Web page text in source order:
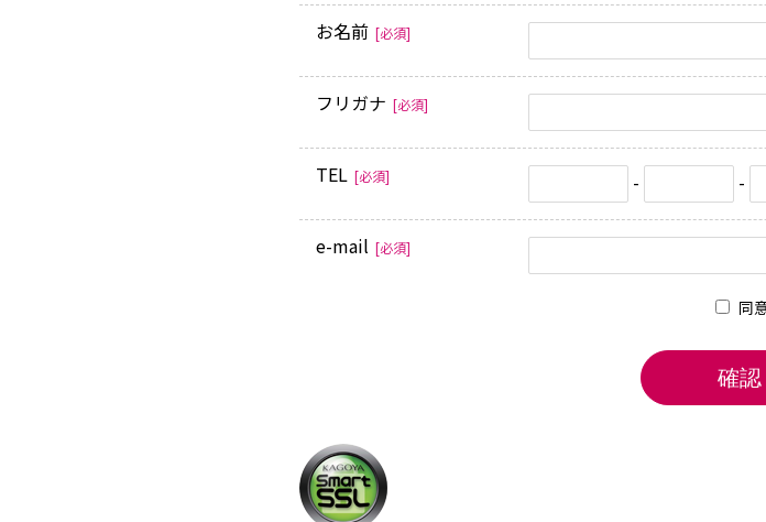
お名前 [必須]
フリガナ [必須]
TEL [必須] - -
e-mail [必須]
同